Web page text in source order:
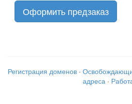
Оформить предзаказ
Регистрация доменов ·
адреса ·